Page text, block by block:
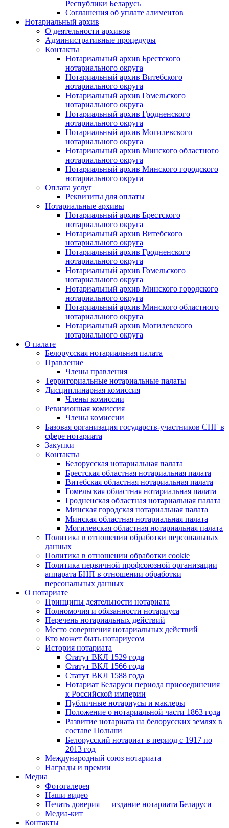
Республики Беларусь
Соглашения об уплате алиментов
Нотариальный архив
О деятельности архивов
Административные процедуры
Контакты
Нотариальный архив Брестского
нотариального округа
Нотариальный архив Витебского
нотариального округа
Нотариальный архив Гомельского
нотариального округа
Нотариальный архив Гродненского
нотариального округа
Нотариальный архив Могилевского
нотариального округа
Нотариальный архив Минского областного
нотариального округа
Нотариальный архив Минского городского
нотариального округа
Оплата услуг
Реквизиты для оплаты
Нотариальные архивы
Нотариальный архив Брестского
нотариального округа
Нотариальный архив Витебского
нотариального округа
Нотариальный архив Гродненского
нотариального округа
Нотариальный архив Гомельского
нотариального округа
Нотариальный архив Минского городского
нотариального округа
Нотариальный архив Минского областного
нотариального округа
Нотариальный архив Могилевского
нотариального округа
О палате
Белорусская нотариальная палата
Правление
Члены правления
Территориальные нотариальные палаты
Дисциплинарная комиссия
Члены комиссии
Ревизионная комиссия
Члены комиссии
Базовая организация государств-участников СНГ в
сфере нотариата
Закупки
Контакты
Белорусская нотариальная палата
Брестская областная нотариальная палата
Витебская областная нотариальная палата
Гомельская областная нотариальная палата
Гродненская областная нотариальная палата
Минская городская нотариальная палата
Минская областная нотариальная палата
Могилевская областная нотариальная палата
Политика в отношении обработки персональных
данных
Политика в отношении обработки cookie
Политика первичной профсоюзной организации
аппарата БНП в отношении обработки
персональных данных
О нотариате
Принципы деятельности нотариата
Полномочия и обязанности нотариуса
Перечень нотариальных действий
Место совершения нотариальных действий
Кто может быть нотариусом
История нотариата
Статут ВКЛ 1529 года
Статут ВКЛ 1566 года
Статут ВКЛ 1588 года
Нотариат Беларуси периода присоединения
к Российской империи
Публичные нотариусы и маклеры
Положение о нотариальной части 1863 года
Развитие нотариата на белорусских землях в
составе Польши
Белорусский нотариат в период с 1917 по
2013 год
Международный союз нотариата
Награды и премии
Медиа
Фотогалерея
Наши видео
Печать доверия — издание нотариата Беларуси
Медиа-кит
Контакты